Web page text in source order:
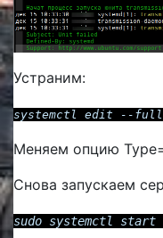
Устраним:
systemctl edit --full
Меняем опцию
Снова запускаем
sudo systemctl start